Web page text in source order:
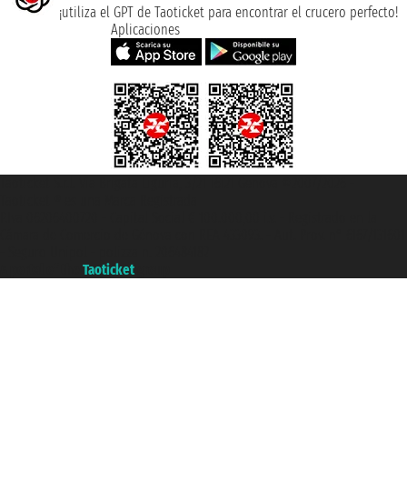
¡utiliza el GPT de Taoticket para encontrar el crucero perfecto!
Aplicaciones
Taoticket